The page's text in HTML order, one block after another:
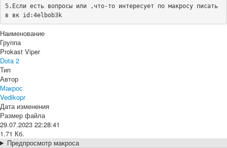
5.Если есть вопросы или ,что-то интересует по макросу писать
в вк id:4elbob3k
Наименование
Группа
Prokast Viper
Dota 2
Тип
Автор
Макрос
Vedikopr
Дата изменения
Размер файла
29.07.2023 22:28:41
1.71 Кб.
Предпросмотр макроса